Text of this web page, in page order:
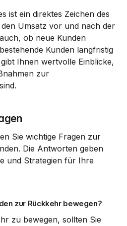
ist ein direktes Zeichen des
Umsatz vor und nach der
ob neue Kunden
Kunden langfristig
Ihnen wertvolle Einblicke,
zur
Sie wichtige Fragen zur
Die Antworten geben
und Strategien für Ihre
zur Rückkehr bewegen?